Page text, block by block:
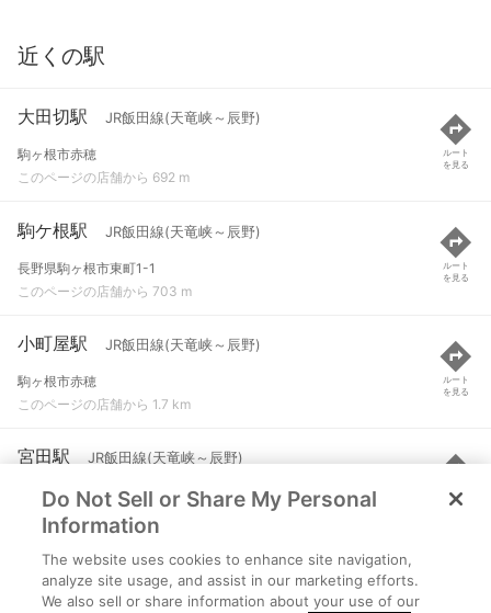
近くの駅
大田切駅 JR飯田線(天竜峡～辰野)
駒ヶ根市赤穂
このページの店舗から 692 m
ルート
を見る
駒ケ根駅 JR飯田線(天竜峡～辰野)
長野県駒ヶ根市東町1-1
このページの店舗から 703 m
ルート
を見る
小町屋駅 JR飯田線(天竜峡～辰野)
駒ヶ根市赤穂
このページの店舗から 1.7 km
ルート
を見る
宮田駅 JR飯田線(天竜峡～辰野)
上伊那郡宮田村
このページの店舗から 2.8 km
ルート
を見る
伊那福岡駅 JR飯田線(天竜峡～辰野)
駒ヶ根市赤穂
Do Not Sell or Share My Personal
Information
The website uses cookies to enhance site navigation,
analyze site usage, and assist in our marketing efforts.
We also sell or share information about your use of our